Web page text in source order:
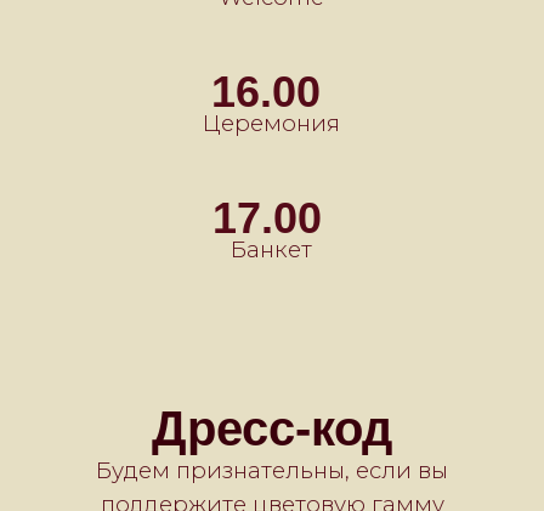
если вы принесете с собой веселье и
отличное настроение, радость в душе,
а подарки — в конверте! Будем
признательны, если вместо цветов вы